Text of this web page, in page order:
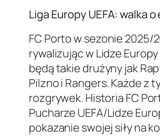
Liga Europy UEFA: walka
FC Porto w sezonie
rywalizując w Lidze
będą takie drużyny jak
Pilzno i Rangers. Każde z
rozgrywek. Historia FC
Pucharze UEFA/Lidze
pokazanie swojej siły na